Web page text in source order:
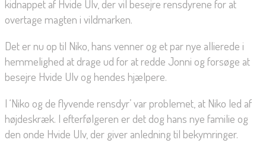
kidnappet af Hvide Ulv, der vil besejre rensdyrene for at
overtage magten i vildmarken.
Det er nu op til Niko, hans venner og et par nye allierede i
hemmelighed at drage ud for at redde Jonni og forsøge at
besejre Hvide Ulv og hendes hjælpere.
I ‘Niko og de flyvende rensdyr’ var problemet, at Niko led af
højdeskræk. I efterfølgeren er det dog hans nye familie og
den onde Hvide Ulv, der giver anledning til bekymringer.